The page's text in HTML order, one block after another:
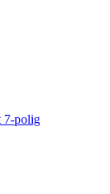
7-polig